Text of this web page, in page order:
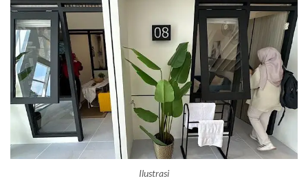
Ilustrasi